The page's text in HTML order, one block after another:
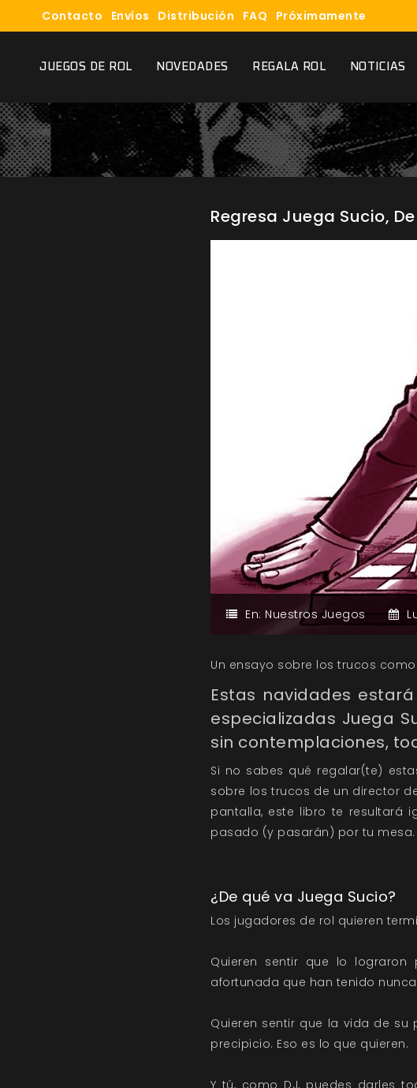
Contacto Envíos Distribución FAQ Próximamente
JUEGOS DE ROL NOVEDADES REGALA ROL NOTICIAS
Regresa Juega Sucio,
En: Nuestros Juegos
Un ensayo sobre los trucos
Estas navidades
especializadas Juega
sin contemplaciones,
Si no sabes qué regalar(te)
sobre los trucos de un director
pantalla, este libro te resultará
pasado (y pasarán) por tu mesa.
¿De qué va Juega Sucio?
Los jugadores de rol quieren
Quieren sentir que lo
afortunada que han tenido
Quieren sentir que la vida de
precipicio. Eso es lo que quieren.
Y tú, como DJ, puedes darles